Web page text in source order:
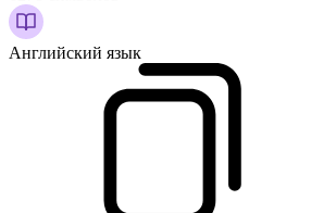
Английский язык